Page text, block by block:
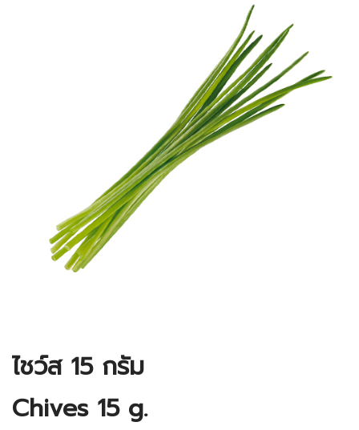
ไชว์ส 15 กรัม
Chives 15 g.